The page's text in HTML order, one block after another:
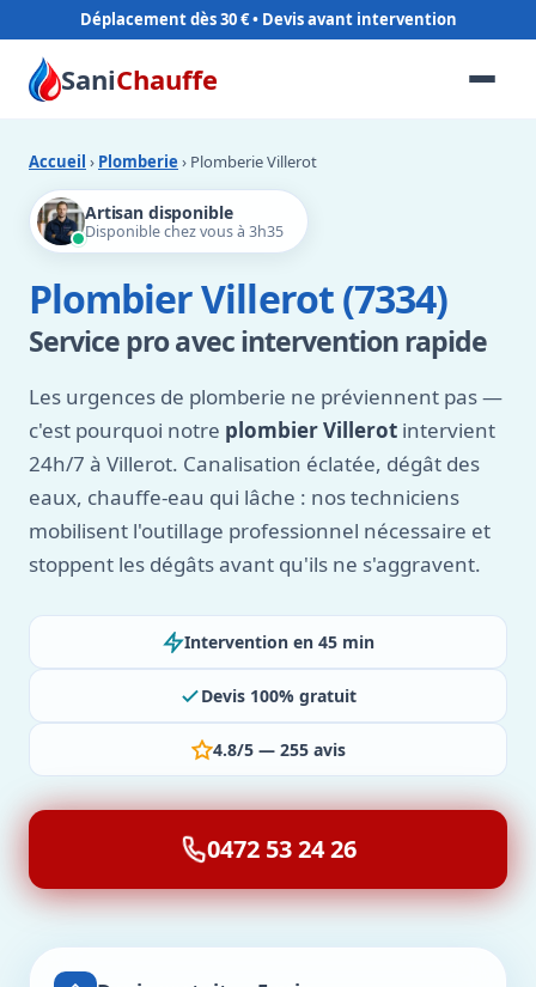
Déplacement dès 30 €
SaniChauffe
Accueil › Plomberie › Plomberie Villerot
Artisan disponible
Disponible chez vous à 3h35
Plombier Villerot (7334)
Service pro avec intervention rapide
Les urgences de plomberie ne préviennent pas —
c'est pourquoi notre plombier Villerot intervient
24h/7 à Villerot. Canalisation éclatée, dégât des
eaux, chauffe-eau qui lâche : nos techniciens
mobilisent l'outillage professionnel nécessaire et
stoppent les dégâts avant qu'ils ne s'aggravent.
Intervention en 45 min
Devis 100% gratuit
4.8/5 — 255 avis
0472 53 24 26